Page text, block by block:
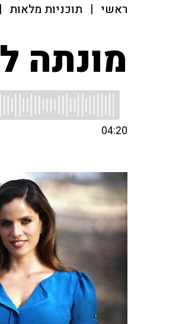
ראשי | תוכניות מלאות |
מונתה
04:20